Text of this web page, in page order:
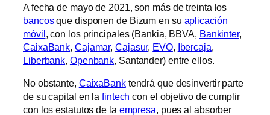
A fecha de mayo de 2021, son más de treinta los
bancosque disponen de Bizum en su aplicación
móvil, con los principales (Bankia, BBVA, Bankinter,
CaixaBank, Cajamar,Cajasur, EVO, Ibercaja,
Liberbank, Openbank, Santander) entre ellos.
No obstante, CaixaBanktendrá que desinvertir parte
de su capital en lafintech con el objetivo de cumplir
con los estatutos de la empresa, pues al absorber